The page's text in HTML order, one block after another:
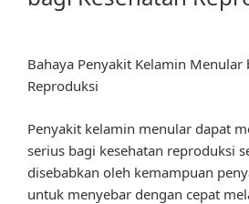
Bahaya Penyakit Kelamin Menular
Reproduksi
Penyakit kelamin menular dapat
serius bagi kesehatan reproduksi
disebabkan oleh kemampuan
untuk menyebar dengan cepat